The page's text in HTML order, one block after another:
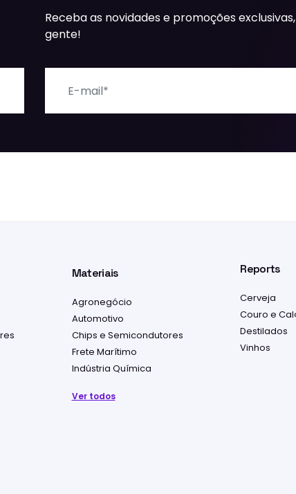
Receba as novidades e promoções
gente!
Materiais
Agronegócio
Automotivo
Chips e Semicondutores
Frete Marítimo
Indústria Química
Ver todos
Reports
Cerveja
Couro e
Destilados
Vinhos